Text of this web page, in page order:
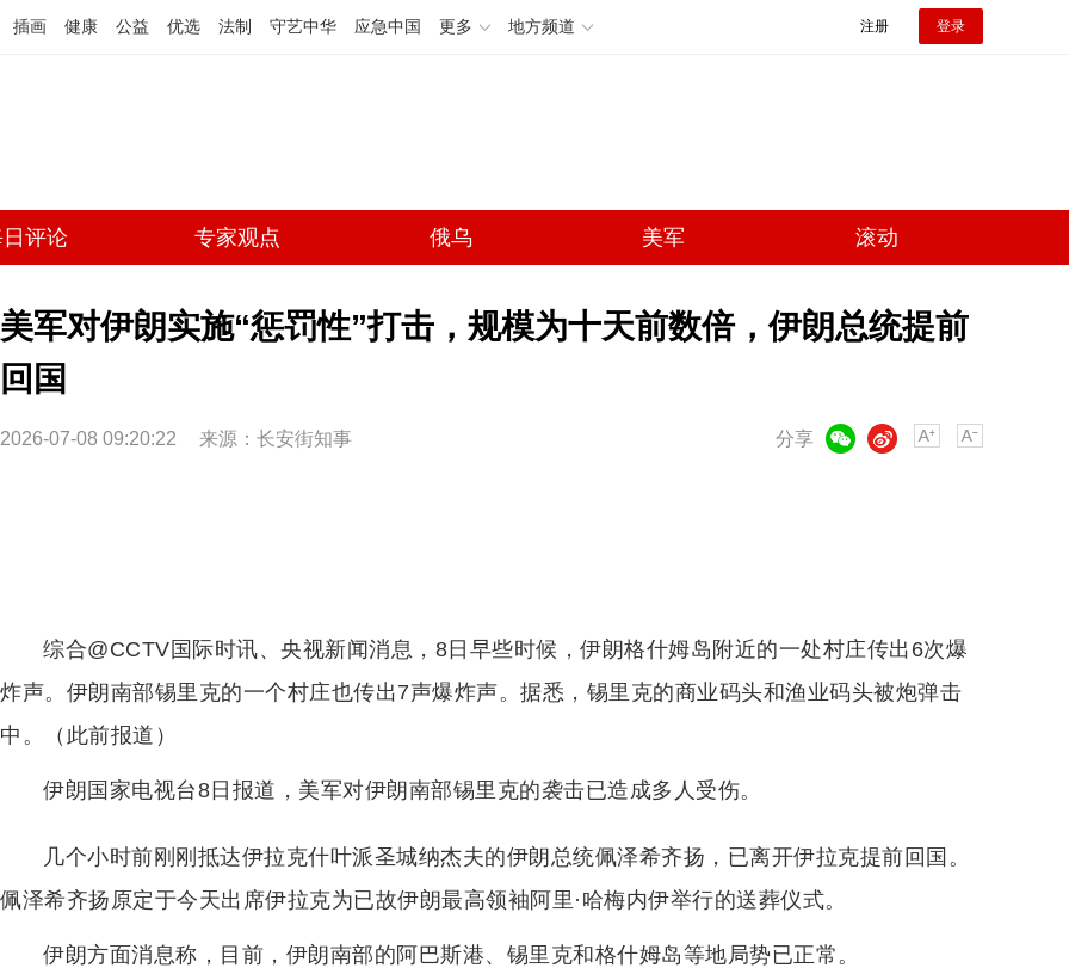
插画 健康 公益 优选 法制 守艺中华 应急中国 更多 地方频道 注册 登录
评论 专家观点 俄乌 美军 滚动
美军对伊朗实施“惩罚性”打击，规模为十天前数倍，伊朗总统提前
回国
2026-07-08 09:20:22 来源：长安街知事 分享
微博
综合@CCTV国际时讯、央视新闻消息，8日早些时候，伊朗格什姆岛附近的一处村庄传出6次爆
炸声。伊朗南部锡里克的一个村庄也传出7声爆炸声。据悉，锡里克的商业码头和渔业码头被炮弹击
中。（此前报道）
伊朗国家电视台8日报道，美军对伊朗南部锡里克的袭击已造成多人受伤。
几个小时前刚刚抵达伊拉克什叶派圣城纳杰夫的伊朗总统佩泽希齐扬，已离开伊拉克提前回国。
佩泽希齐扬原定于今天出席伊拉克为已故伊朗最高领袖阿里·哈梅内伊举行的送葬仪式。
伊朗方面消息称，目前，伊朗南部的阿巴斯港、锡里克和格什姆岛等地局势已正常。